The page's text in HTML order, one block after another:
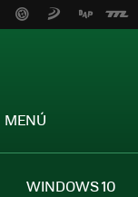
MENÚ
WINDOWS 10